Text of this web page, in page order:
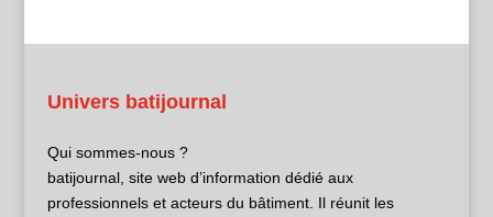
Univers batijournal
Qui sommes-nous ?
batijournal, site web d’information dédié aux
professionnels et acteurs du bâtiment. Il réunit les